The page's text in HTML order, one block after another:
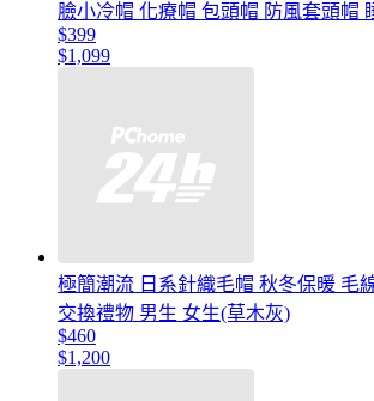
臉小冷帽 化療帽 包頭帽 防風套頭帽
$399
$1,099
極簡潮流 日系針織毛帽 秋冬保暖 毛
交換禮物 男生 女生(草木灰)
$460
$1,200